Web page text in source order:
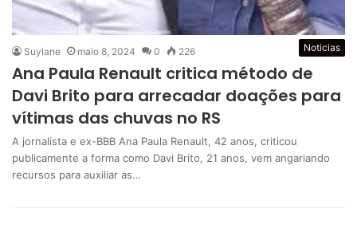
Noticias
Suylane maio 8, 2024 0 226
Ana Paula Renault critica método de
Davi Brito para arrecadar doações para
vítimas das chuvas no RS
A jornalista e ex-BBB Ana Paula Renault, 42 anos, criticou
publicamente a forma como Davi Brito, 21 anos, vem angariando
recursos para auxiliar as…